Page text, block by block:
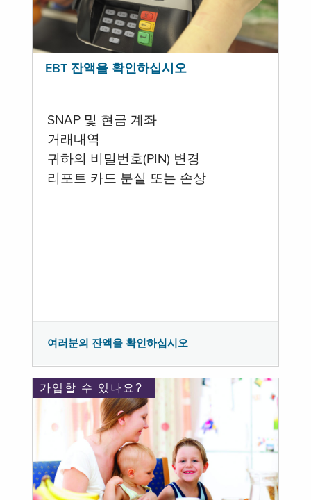
EBT 잔액을 확인하십시오
SNAP 및 현금 계좌
거래내역
귀하의 비밀번호(PIN) 변경
리포트 카드 분실 또는 손상
여러분의 잔액을 확인하십시오
가입할 수 있나요?